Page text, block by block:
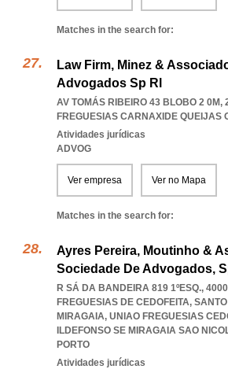
Matches in the search for:
Law Firm, Minez &
Advogados Sp Rl
AV TOMÁS RIBEIRO 43 BLOBO 2 0M,
FREGUESIAS CARNAXIDE QUEIJAS
Atividades jurídicas
ADVOG
Ver empresa Ver no Mapa
Matches in the search for:
Ayres Pereira, Moutinho &
Sociedade De Advogados,
R SÁ DA BANDEIRA 819 1ºESQ.,
FREGUESIAS DE CEDOFEITA,
MIRAGAIA, UNIAO FREGUESIAS
ILDEFONSO SE MIRAGAIA SAO
PORTO
Atividades jurídicas